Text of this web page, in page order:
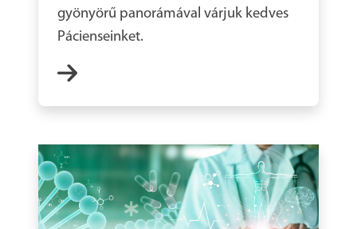
gyönyörű panorámával várjuk kedves
Pácienseinket.